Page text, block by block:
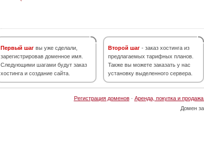
Первый шаг вы уже сделали,
зарегистрировав доменное имя.
Следующими шагами будут заказ
хостинга и создание сайта.
Второй шаг - заказ хостинга из
предлагаемых тарифных планов.
Также вы можете заказать у нас
установку выделенного сервера.
Регистрация доменов· Аренда, покупка и
Домен